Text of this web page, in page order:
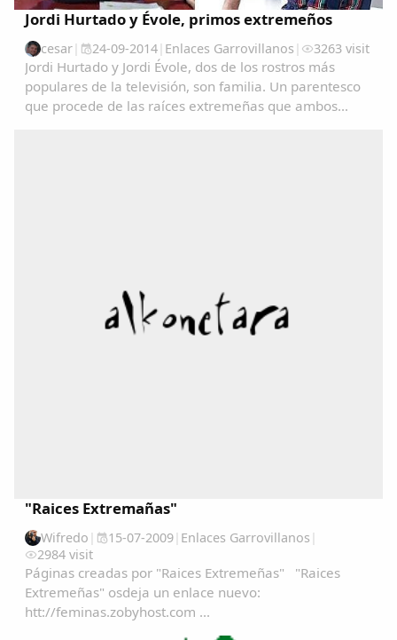
Jordi Hurtado y Évole, primos extremeños
cesar| 24-09-2014| Enlaces Garrovillanos | 3263 visit
Jordi Hurtado y Jordi Évole, dos de los rostros más
populares de la televisión, son familia. Un parentesco
que procede de las raíces extremeñas que ambos
"Raices Extremañas"
Wifredo | 15-07-2009| Enlaces Garrovillanos |
2984 visit
Páginas creadas por "Raices Extremeñas" "Raices
Extremeñas" osdeja un enlace nuevo:
htt://feminas.zobyhost.com ...